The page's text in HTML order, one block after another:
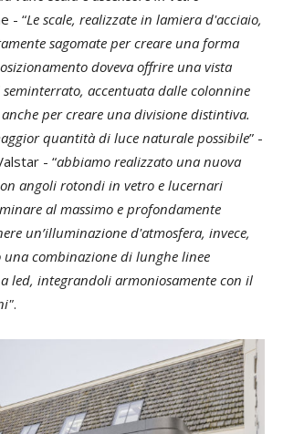
- “Le scale, realizzate in lamiera d'acciaio,
sagomate per creare una forma
doveva offrire una vista
seminterrato, accentuata dalle colonnine
per creare una divisione distintiva.
quantità di luce naturale possibile” -
- “abbiamo realizzato una nuova
angoli rotondi in vetro e lucernari
al massimo e profondamente
un’illuminazione d'atmosfera, invece,
combinazione di lunghe linee
led, integrandoli armoniosamente con il
.